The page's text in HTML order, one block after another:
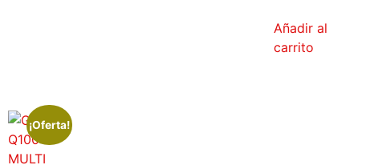
Añadir al
carrito
¡Oferta!